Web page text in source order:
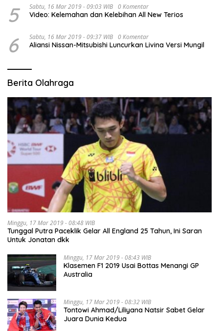
5 Sabtu, 16 Mar 2019 - 09:03 WIB 0 Komentar
Video: Kelemahan dan Kelebihan All New Terios
6 Sabtu, 16 Mar 2019 - 09:37 WIB 0 Komentar
Aliansi Nissan-Mitsubishi Luncurkan Livina Versi Mungil
Berita Olahraga
Minggu, 17 Mar 2019 - 08:48 WIB
Tunggal Putra Paceklik Gelar All England 25 Tahun, Ini Saran
Untuk Jonatan dkk
Minggu, 17 Mar 2019 - 08:43 WIB
Klasemen F1 2019 Usai Bottas Menangi GP
Australia
Minggu, 17 Mar 2019 - 08:32 WIB
Tontowi Ahmad/Liliyana Natsir Sabet Gelar
Juara Dunia Kedua